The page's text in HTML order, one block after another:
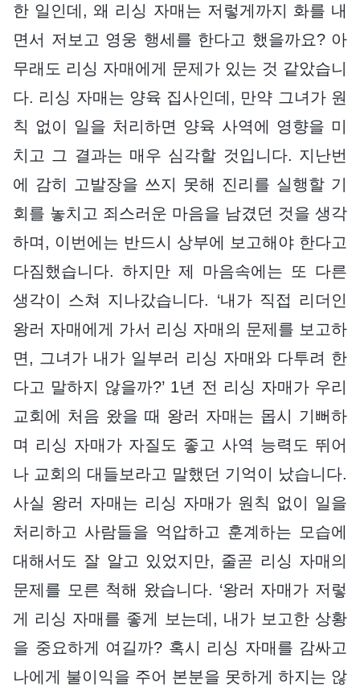
한 일인데, 왜 리싱 자매는 저렇게까지 화를 내
면서 저보고 영웅 행세를 한다고 했을까요? 아
무래도 리싱 자매에게 문제가 있는 것 같았습니
다. 리싱 자매는 양육 집사인데, 만약 그녀가 원
칙 없이 일을 처리하면 양육 사역에 영향을 미
치고 그 결과는 매우 심각할 것입니다. 지난번
에 감히 고발장을 쓰지 못해 진리를 실행할 기
회를 놓치고 죄스러운 마음을 남겼던 것을 생각
하며, 이번에는 반드시 상부에 보고해야 한다고
다짐했습니다. 하지만 제 마음속에는 또 다른
생각이 스쳐 지나갔습니다. ‘내가 직접 리더인
왕러 자매에게 가서 리싱 자매의 문제를 보고하
면, 그녀가 내가 일부러 리싱 자매와 다투려 한
다고 말하지 않을까?’ 1년 전 리싱 자매가 우리
교회에 처음 왔을 때 왕러 자매는 몹시 기뻐하
며 리싱 자매가 자질도 좋고 사역 능력도 뛰어
나 교회의 대들보라고 말했던 기억이 났습니다.
사실 왕러 자매는 리싱 자매가 원칙 없이 일을
처리하고 사람들을 억압하고 훈계하는 모습에
대해서도 잘 알고 있었지만, 줄곧 리싱 자매의
문제를 모른 척해 왔습니다. ‘왕러 자매가 저렇
게 리싱 자매를 좋게 보는데, 내가 보고한 상황
을 중요하게 여길까? 혹시 리싱 자매를 감싸고
나에게 불이익을 주어 본분을 못하게 하지는 않